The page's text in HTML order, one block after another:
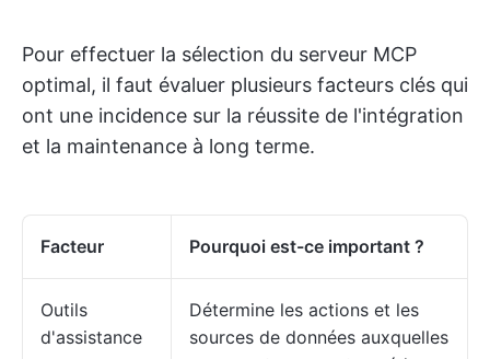
Pour effectuer la sélection du serveur MCP
optimal, il faut évaluer plusieurs facteurs clés qui
ont une incidence sur la réussite de l'intégration
et la maintenance à long terme.
Facteur Pourquoi est-ce important ?
Outils
d'assistance
Détermine les actions et les
sources de données auxquelles